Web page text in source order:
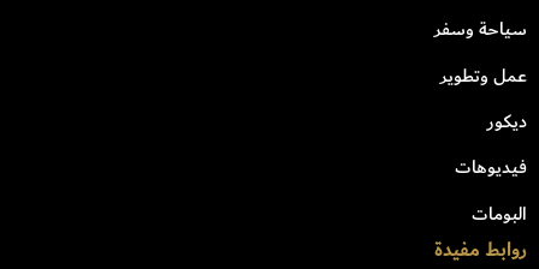
سياحة وسفر
عمل وتطوير
ديكور
فيديوهات
البومات
روابط مفيدة